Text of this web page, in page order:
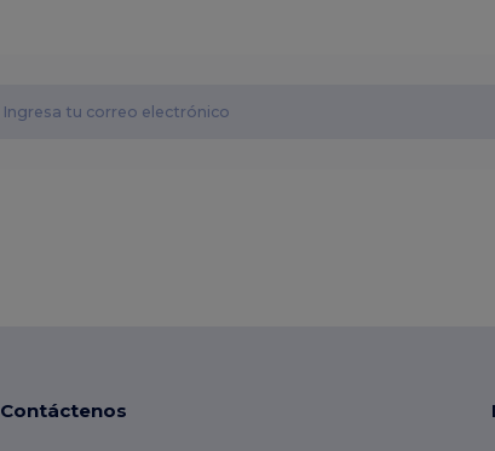
Contáctenos